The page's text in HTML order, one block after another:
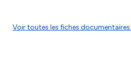
Voir toutes les fiches